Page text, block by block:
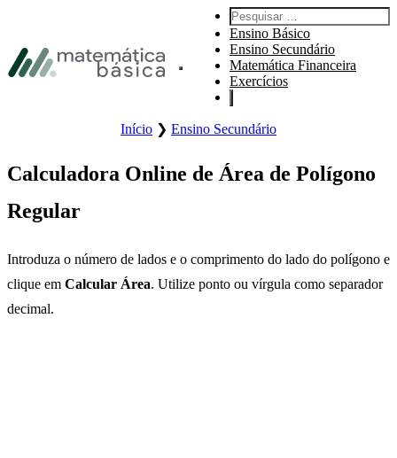
Ir para o rodapé
Abrir o menu principal do site.
Pesquisar:
Ensino Básico
Ensino Secundário
Matemática Financeira
Exercícios
Início ❯ Ensino Secundário
Calculadora Online de Área de Polígono
Regular
Introduza o número de lados e o comprimento do lado do polígono e
clique em Calcular Área. Utilize ponto ou vírgula como separador
decimal.